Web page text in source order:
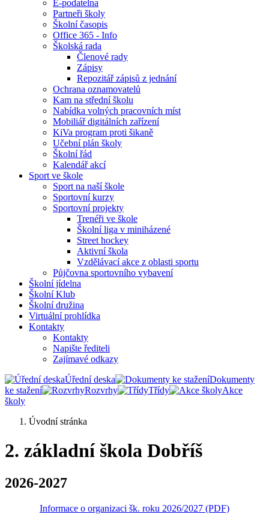
E-podatelna
Partneři školy
Školní časopis
Office 365 - Info
Školská rada
Členové rady
Zápisy
Repozitář zápisů z jednání
Ochrana oznamovatelů
Kam na střední školu
Nabídka volných pracovních míst
Mobiliář digitálních zařízení
KiVa program proti šikaně
Učební plán školy
Školní řád
Kalendář akcí
Sport ve škole
Sport na naší škole
Sportovní kurzy
Sportovní projekty
Trenéři ve škole
Školní liga v miniházené
Street hockey
Aktivní škola
Vzdělávací akce z oblasti sportu
Půjčovna sportovního vybavení
Školní jídelna
Školní Klub
Školní družina
Virtuální prohlídka
Kontakty
Kontakty
Napište řediteli
Zajímavé odkazy
Úřední deska
Dokumenty
ke stažení
Rozvrhy Třídy
Akce
školy
Úvodní stránka
2. základní škola Dobříš
2026-2027
Informace o organizaci šk. roku 2026/2027 (PDF)